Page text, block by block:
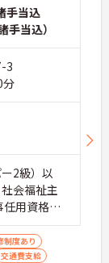
手当込
手当込）
3
分
2級）以
会福祉主
用資格の
転必須
制度あり
交通費支給